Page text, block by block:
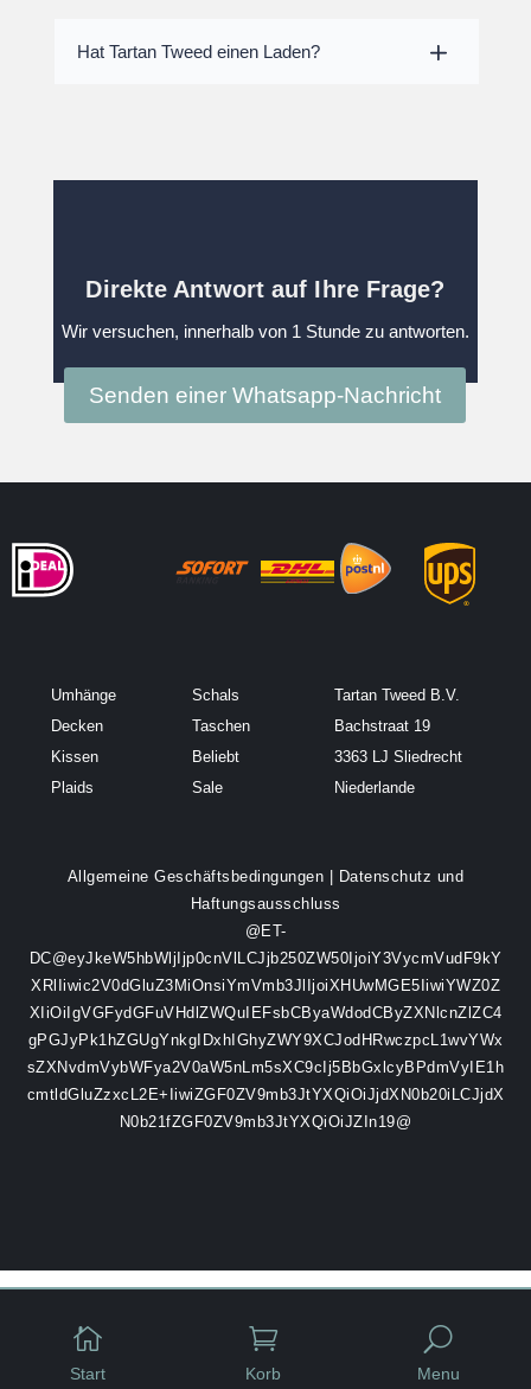
Hat Tartan Tweed einen Laden?
Direkte Antwort auf Ihre Frage?
Wir versuchen, innerhalb von 1 Stunde zu antworten.
Senden einer Whatsapp-Nachricht
Umhänge
Decken
Kissen
Plaids
Schals
Taschen
Beliebt
Sale
Tartan Tweed B.V.
Bachstraat 19
3363 LJ Sliedrecht
Niederlande

Start

Korb
U
Menu
Allgemeine Geschäftsbedingungen
Datenschutz und
Haftungsausschluss
@ET-
DC@eyJkeW5hbWljIjp0cnVlLCJjb250ZW50IjoiY3VycmVudF9kY
XRlIiwic2V0dGluZ3MiOnsiYmVmb3JlIjoiXHUwMGE5IiwiYWZ0Z
XIiOiIgVGFydGFuVHdlZWQuIEFsbCByaWdodCByZXNlcnZlZC4
gPGJyPk1hZGUgYnkgIDxhIGhyZWY9XCJodHRwczpcL1wvYWx
sZXNvdmVybWFya2V0aW5nLm5sXC9cIj5BbGxlcyBPdmVyIE1h
cmtldGluZzxcL2E+IiwiZGF0ZV9mb3JtYXQiOiJjdXN0b20iLCJjdX
N0b21fZGF0ZV9mb3JtYXQiOiJZIn19@